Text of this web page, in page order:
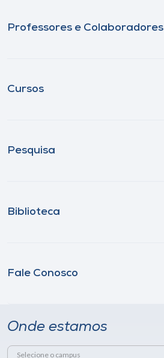
Professores e Colaboradores
Cursos
Pesquisa
Biblioteca
Fale Conosco
Onde estamos
Selecione o campus